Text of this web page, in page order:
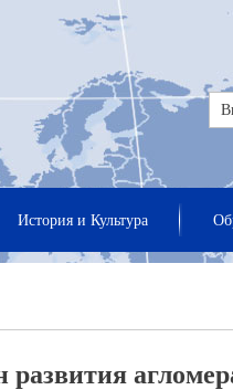
История и Культура